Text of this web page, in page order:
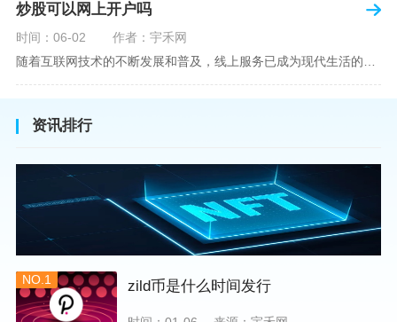
炒股可以网上开户吗
时间：06-02
作者：宇禾网
资讯排行
NO.1 zild币是什么时间发行